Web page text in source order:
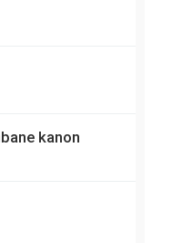
kanon